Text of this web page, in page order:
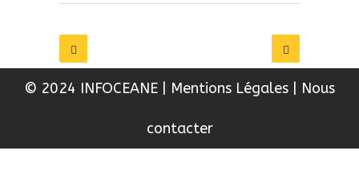
© 2024 INFOCEANE Mentions Légales Nous
contacter